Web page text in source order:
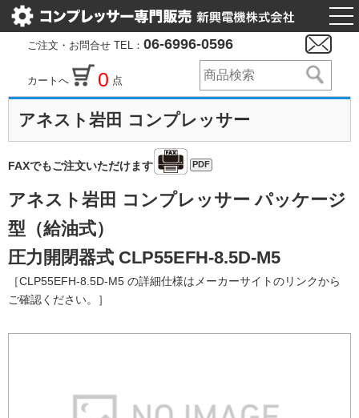
ご注文・お問合せ TEL： 06-6996-0596
カートへ 0 点
アネスト岩田 コンプレッサー
FAXでもご注文いただけます PDF
アネスト岩田 コンプレッサー パッケージ
型（給油式）
圧力開閉器式 CLP55EFH-8.5D-M5
［CLP55EFH-8.5D-M5 の詳細仕様はメーカーサイトのリンクから
ご確認ください。］